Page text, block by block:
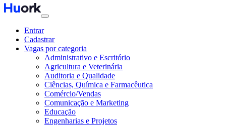
Entrar
Cadastrar
Vagas por categoria
Administrativo e Escritório
Agricultura e Veterinária
Auditoria e Qualidade
Ciências, Química e Farmacêutica
Comércio/Vendas
Comunicação e Marketing
Educação
Engenharias e Projetos